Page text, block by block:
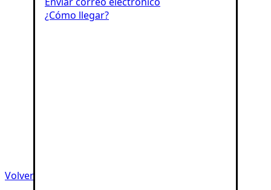
¿Cómo llegar?
Volver a noticias